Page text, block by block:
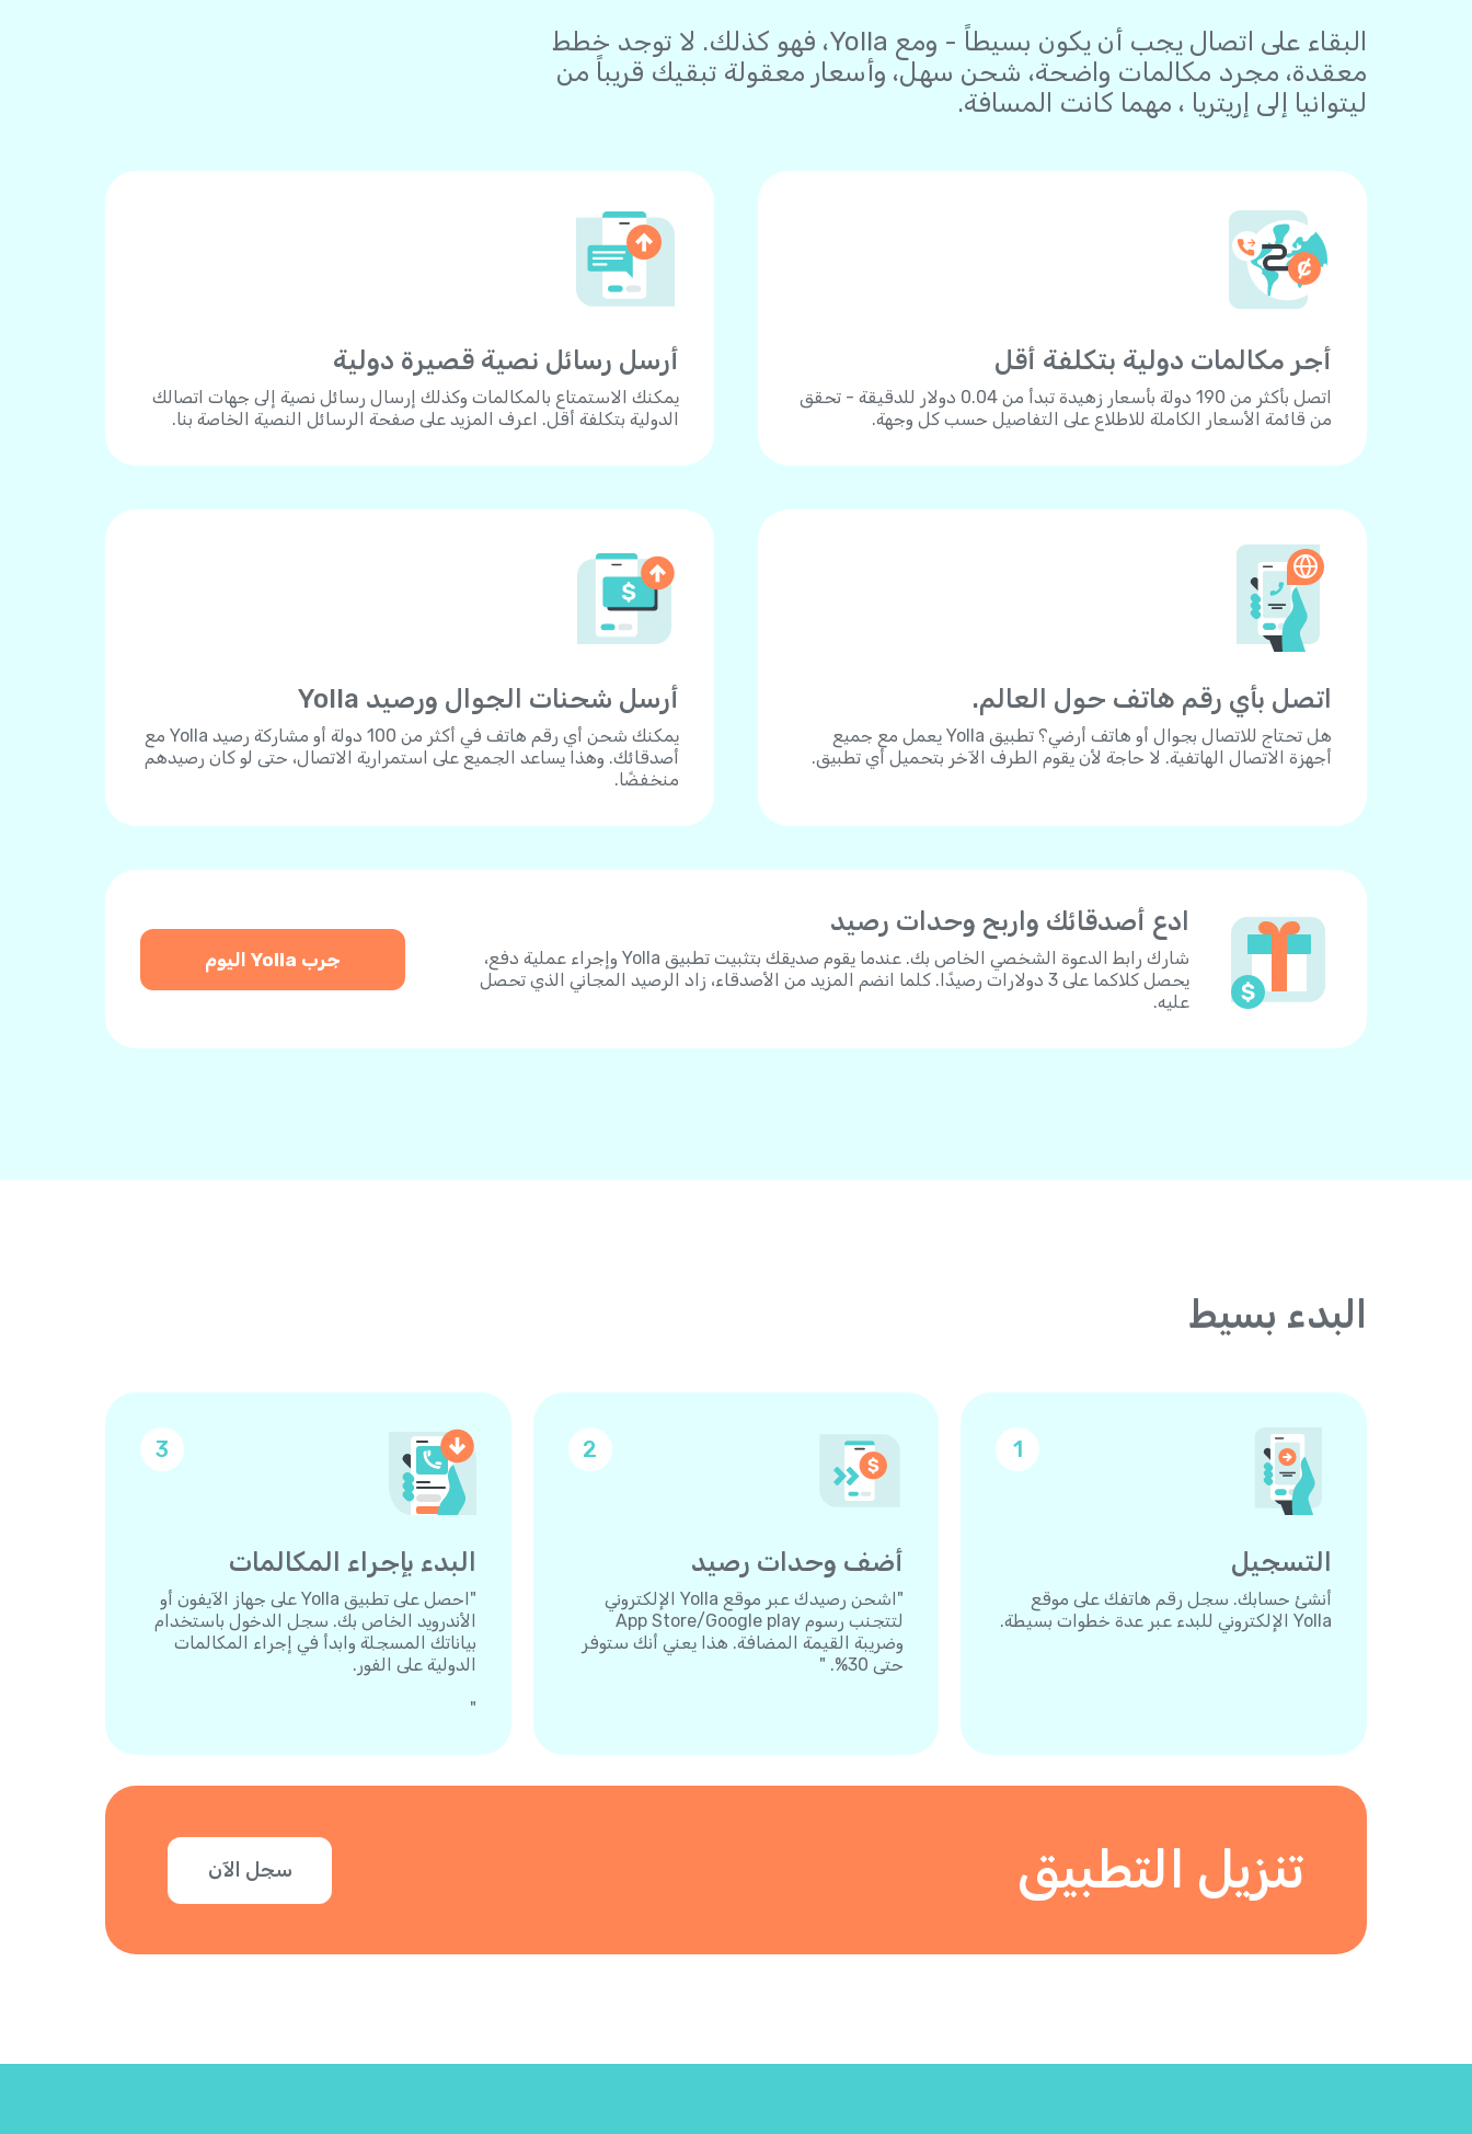
البقاء على اتصال يجب أن يكون بسيطاً - ومع Yolla، فهو كذلك. لا توجد خطط
معقدة، مجرد مكالمات واضحة، شحن سهل، وأسعار معقولة تبقيك قريباً من
ليتوانيا إلى إريتريا ، مهما كانت المسافة.
أجر مكالمات دولية بتكلفة أقل
اتصل بأكثر من 190 دولة بأسعار زهيدة تبدأ من 0.04 دولار للدقيقة - تحقق
من قائمة الأسعار الكاملة للاطلاع على التفاصيل حسب كل وجهة.
أرسل رسائل نصية قصيرة دولية
يمكنك الاستمتاع بالمكالمات وكذلك إرسال رسائل نصية إلى جهات اتصالك
الدولية بتكلفة أقل. اعرف المزيد على صفحة الرسائل النصية الخاصة بنا.
اتصل بأي رقم هاتف حول العالم.
هل تحتاج للاتصال بجوال أو هاتف أرضي؟ تطبيق Yolla يعمل مع جميع
أجهزة الاتصال الهاتفية. لا حاجة لأن يقوم الطرف الآخر بتحميل أي تطبيق.
أرسل شحنات الجوال ورصيد Yolla
يمكنك شحن أي رقم هاتف في أكثر من 100 دولة أو مشاركة رصيد Yolla مع
أصدقائك. وهذا يساعد الجميع على استمرارية الاتصال، حتى لو كان رصيدهم
منخفضًا.
ادع أصدقائك واربح وحدات رصيد
شارك رابط الدعوة الشخصي الخاص بك. عندما يقوم صديقك بتثبيت تطبيق Yolla وإجراء عملية دفع،
يحصل كلاكما على 3 دولارات رصيدًا. كلما انضم المزيد من الأصدقاء، زاد الرصيد المجاني الذي تحصل
عليه.
جرب Yolla اليوم
البدء بسيط
1
التسجيل
أنشئ حسابك. سجل رقم هاتفك على موقع
Yolla الإلكتروني للبدء عبر عدة خطوات بسيطة.
2
أضف وحدات رصيد
"اشحن رصيدك عبر موقع Yolla الإلكتروني
لتتجنب رسوم App Store/Google play
وضريبة القيمة المضافة. هذا يعني أنك ستوفر
حتى 30%. "
3
البدء بإجراء المكالمات
"احصل على تطبيق Yolla على جهاز الآيفون أو
الأندرويد الخاص بك. سجل الدخول باستخدام
بياناتك المسجلة وابدأ في إجراء المكالمات
الدولية على الفور.
"
تنزيل التطبيق سجل الآن